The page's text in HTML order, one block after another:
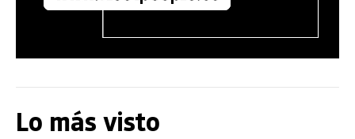
Lo más visto